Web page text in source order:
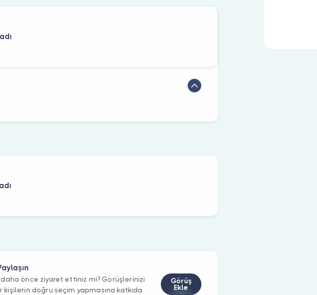
daha önce ziyaret ettiniz mi? Görüşlerinizi
doğru seçim yapmasına katkıda
Görüş
Ekle